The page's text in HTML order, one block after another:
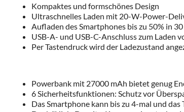
Kompaktes und formschönes Design
Ultraschnelles Laden mit 20-W-Power-
Aufladen des Smartphones bis zu 50% in
USB-A- und USB-C-Anschluss zum Laden
Per Tastendruck wird der Ladezustand
Powerbank mit 27000 mAh bietet genug
6 Sicherheitsfunktionen: Schutz vor
Das Smartphone kann bis zu 4-mal und